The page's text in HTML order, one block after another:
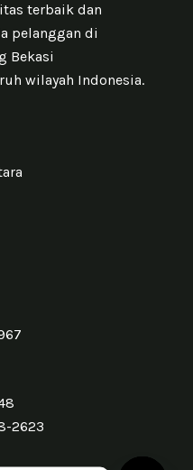
terbaik dan
pelanggan di
Bekasi
wilayah Indonesia.
2623